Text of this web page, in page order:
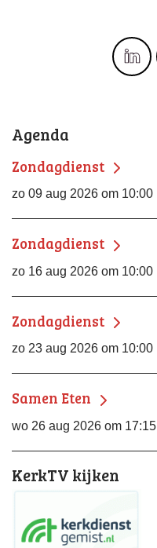
Agenda
Zondagdienst
zo 09 aug 2026 om 10:00
Zondagdienst
zo 16 aug 2026 om 10:00
Zondagdienst
zo 23 aug 2026 om 10:00
Samen Eten
wo 26 aug 2026 om 17:15
KerkTV kijken